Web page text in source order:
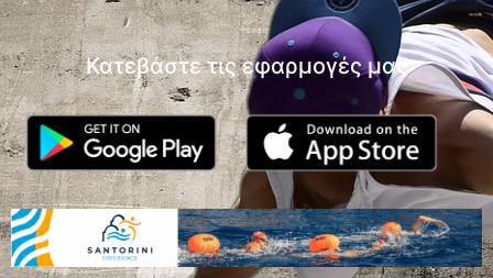
Κατεβάστε τις εφαρμογές μας